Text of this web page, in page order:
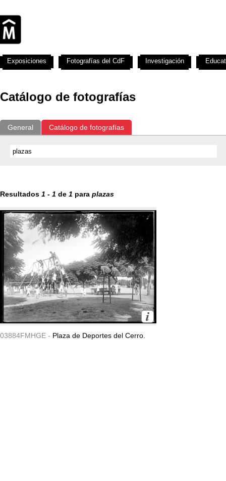
Catálogo de fotografías
General Catálogo de fotografías
Resultados 1 - 1 de 1 para plazas
03884FMHGE - Plaza de Deportes del Cerro.
Exposiciones Fotografías del CdF Investigación